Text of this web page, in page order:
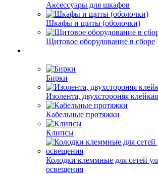
Аксессуары для шкафов
Шкафы и щиты (оболочки)
Щитовое оборудование в сборе
Бирки
Изолента, двухстороняя
Кабельные протяжки
Клипсы
Колодки клеммные для сетей
освещения